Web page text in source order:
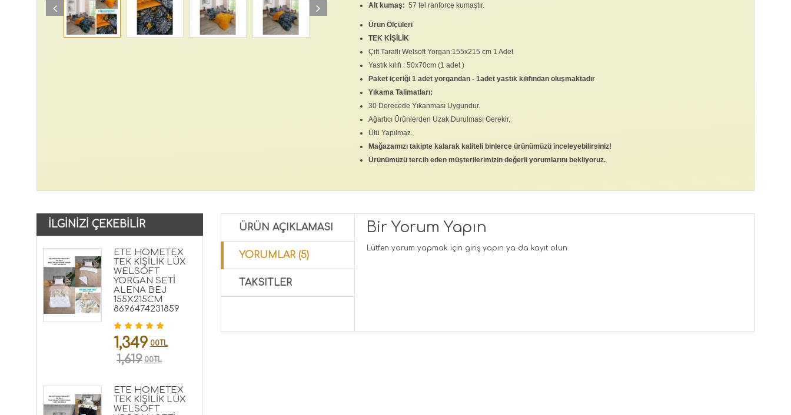
Alt kumaş: 57 tel ranforce kumaştır.
Ürün Ölçüleri
TEK KİŞİLİK
Çift Taraflı Welsoft Yorgan:155x215 cm 1 Adet
Yastık kılıfı : 50x70cm (1 adet )
Paket içeriği 1 adet yorgandan - 1adet yastık kılıfından oluşmaktadır
Yıkama Talimatları:
30 Derecede Yıkanması Uygundur.
Ağartıcı Ürünlerden Uzak Durulması Gerekir.
Ütü Yapılmaz.
Mağazamızı takipte kalarak kaliteli binlerce ürünümüzü inceleyebilirsiniz!
Ürünümüzü tercih eden müşterilerimizin değerli yorumlarını bekliyoruz.
İLGINIZI ÇEKEBILIR
ETE HOMETEX
TEK KİŞİLİK LÜX
WELSOFT
YORGAN SETİ
ALENA BEJ
155X215CM
8696474231859
1,349 00TL
1,619 00TL
ETE HOMETEX
TEK KİŞİLİK LÜX
WELSOFT
ÜRÜN AÇIKLAMASI
YORUMLAR (5)
TAKSITLER
Bir Yorum Yapın
Lütfen yorum yapmak için giriş yapın ya da kayıt olun